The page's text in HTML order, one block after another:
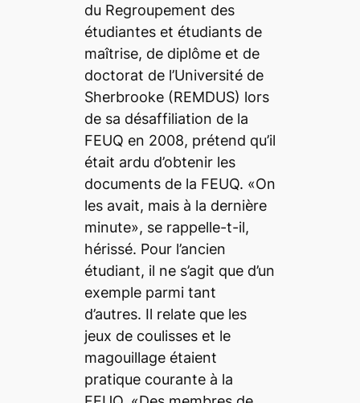
du Regroupement des
étudiantes et étudiants de
maîtrise, de diplôme et de
doctorat de l’Université de
Sherbrooke (REMDUS) lors
de sa désaffiliation de la
FEUQ en 2008, prétend qu’il
était ardu d’obtenir les
documents de la FEUQ. «On
les avait, mais à la dernière
minute», se rappelle-t-il,
hérissé. Pour l’ancien
étudiant, il ne s’agit que d’un
exemple parmi tant
d’autres. Il relate que les
jeux de coulisses et le
magouillage étaient
pratique courante à la